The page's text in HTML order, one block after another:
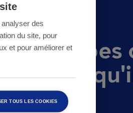
de guêpes
: ce
faire
des
du site, pour
et pour améliorer et
TOUS LES COOKIES